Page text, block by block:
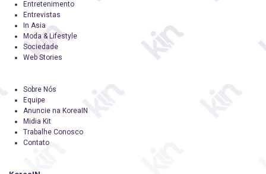
Entretenimento
Entrevistas
In Asia
Moda & Lifestyle
Sociedade
Web Stories
Sobre Nós
Equipe
Anuncie na KoreaIN
Midia Kit
Trabalhe Conosco
Contato